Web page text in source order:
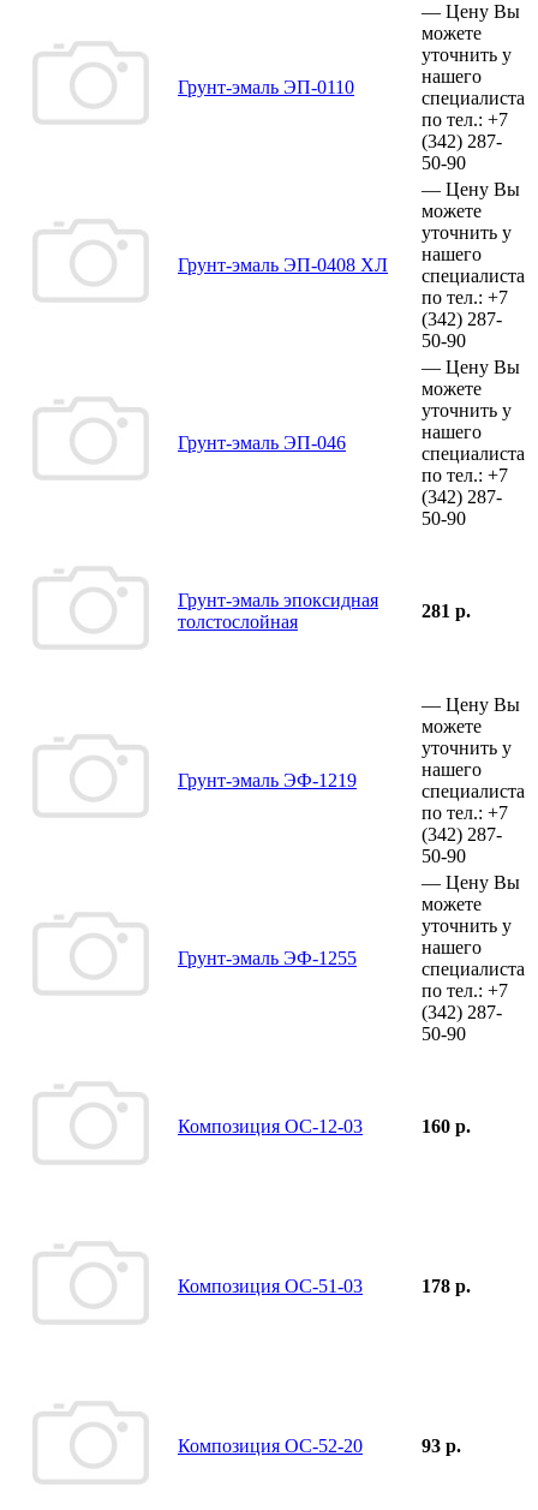
Грунт-эмаль ЭП-0110
— Цену Вы
можете
уточнить у
нашего
специалиста
по тел.: +7
(342) 287-
50-90
Грунт-эмаль ЭП-0408 ХЛ
— Цену Вы
можете
уточнить у
нашего
специалиста
по тел.: +7
(342) 287-
50-90
Грунт-эмаль ЭП-046
— Цену Вы
можете
уточнить у
нашего
специалиста
по тел.: +7
(342) 287-
50-90
Грунт-эмаль эпоксидная
толстослойная
281 р.
Грунт-эмаль ЭФ-1219
— Цену Вы
можете
уточнить у
нашего
специалиста
по тел.: +7
(342) 287-
50-90
Грунт-эмаль ЭФ-1255
— Цену Вы
можете
уточнить у
нашего
специалиста
по тел.: +7
(342) 287-
50-90
Композиция ОС-12-03 160 р.
Композиция ОС-51-03 178 р.
Композиция ОС-52-20 93 р.